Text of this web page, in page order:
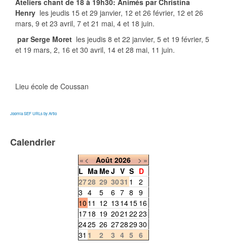
Ateliers chant de 18 à 19h30: Animés par Christina
Henry les jeudis 15 et 29 janvier, 12 et 26 février, 12 et 26
mars, 9 et 23 avril, 7 et 21 mai, 4 et 18 juin.
par Serge Moret les jeudis 8 et 22 janvier, 5 et 19 février, 5
et 19 mars, 2, 16 et 30 avril, 14 et 28 mai, 11 juin.
Lieu école de Coussan
Joomla SEF URLs by Artio
Calendrier
«< Août 2026 >»
L Ma MeJ V S D
2728 29 3031 1
2
3 4 5 6 7 8 9
10 11 12 13 1415 16
1718 19 2021 22 23
2425 26 27282930
31 1 2 3 4 5 6